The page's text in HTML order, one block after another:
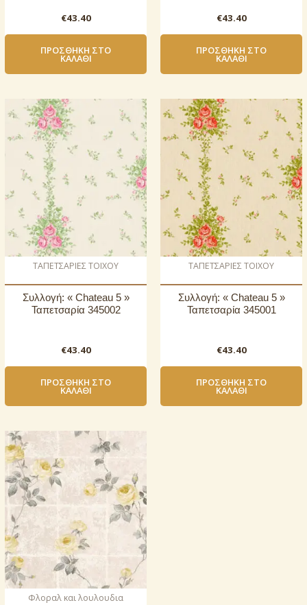
€43.40
ΠΡΟΣΘΉΚΗ ΣΤΟ
ΚΑΛΆΘΙ
€43.40
ΠΡΟΣΘΉΚΗ ΣΤΟ
ΚΑΛΆΘΙ
ΤΑΠΕΤΣΑΡΙΕΣ ΤΟΙΧΟΥ
Συλλογή: « Chateau 5 »
Ταπετσαρία 345002
€43.40
ΠΡΟΣΘΉΚΗ ΣΤΟ
ΚΑΛΆΘΙ
ΤΑΠΕΤΣΑΡΙΕΣ ΤΟΙΧΟΥ
Συλλογή: « Chateau 5 »
Ταπετσαρία 345001
€43.40
ΠΡΟΣΘΉΚΗ ΣΤΟ
ΚΑΛΆΘΙ
Φλοραλ και λουλουδια